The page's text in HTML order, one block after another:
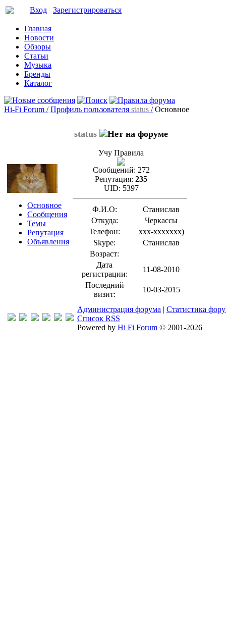
Вход Зарегистрироваться
Главная
Новости
Обзоры
Статьи
Музыка
Бренды
Каталог
Hi-Fi Forum / Профиль пользователя status / Основное
Основное
Сообщения
Темы
Репутация
Объявления
status
Учу Правила
Сообщений: 272
Репутация: 235
UID: 5397
Ф.И.О:
Станислав
Откуда:
Черкассы
Телефон:
xxx-xxxxxxx)
Skype:
Станислав
Возраст:
Дата
регистрации:
11-08-2010
Последний
визит:
10-03-2015
Администрация форума | Статистика
Список RSS
Powered by Hi Fi Forum © 2001-2026